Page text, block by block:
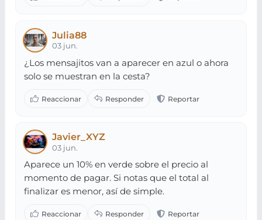
Julia88
03 jun.
¿Los mensajitos van a aparecer en azul o ahora
solo se muestran en la cesta?
Javier_XYZ
03 jun.
Aparece un 10% en verde sobre el precio al
momento de pagar. Si notas que el total al
finalizar es menor, así de simple.